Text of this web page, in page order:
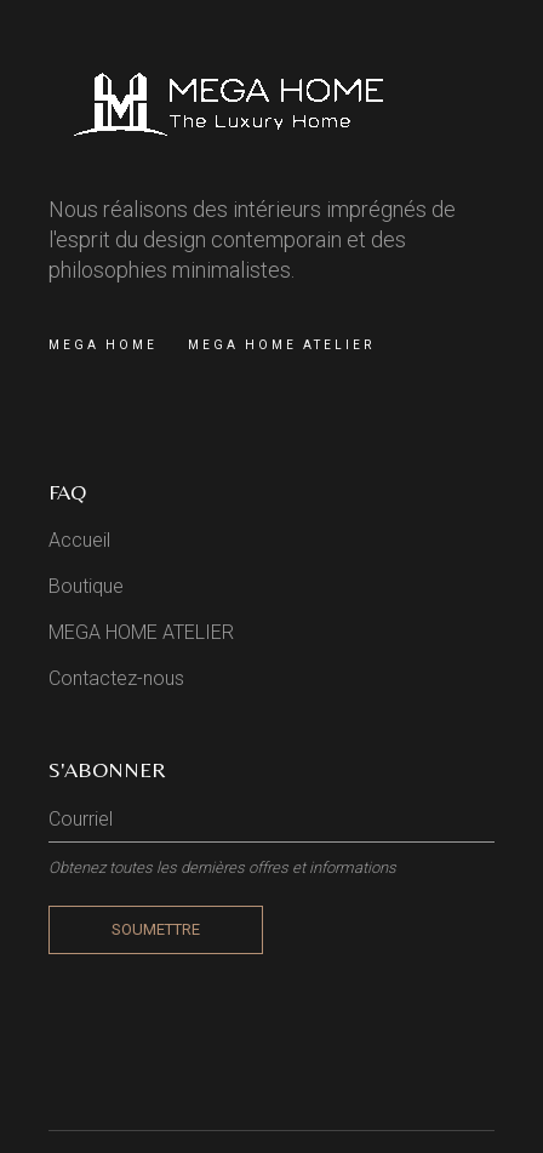
Nous réalisons des intérieurs imprégnés de
l'esprit du design contemporain et des
philosophies minimalistes.
MEGA HOME MEGA HOME ATELIER
FAQ
Accueil
Boutique
MEGA HOME ATELIER
Contactez-nous
S'ABONNER
Obtenez toutes les dernières offres et informations
SOUMETTRE